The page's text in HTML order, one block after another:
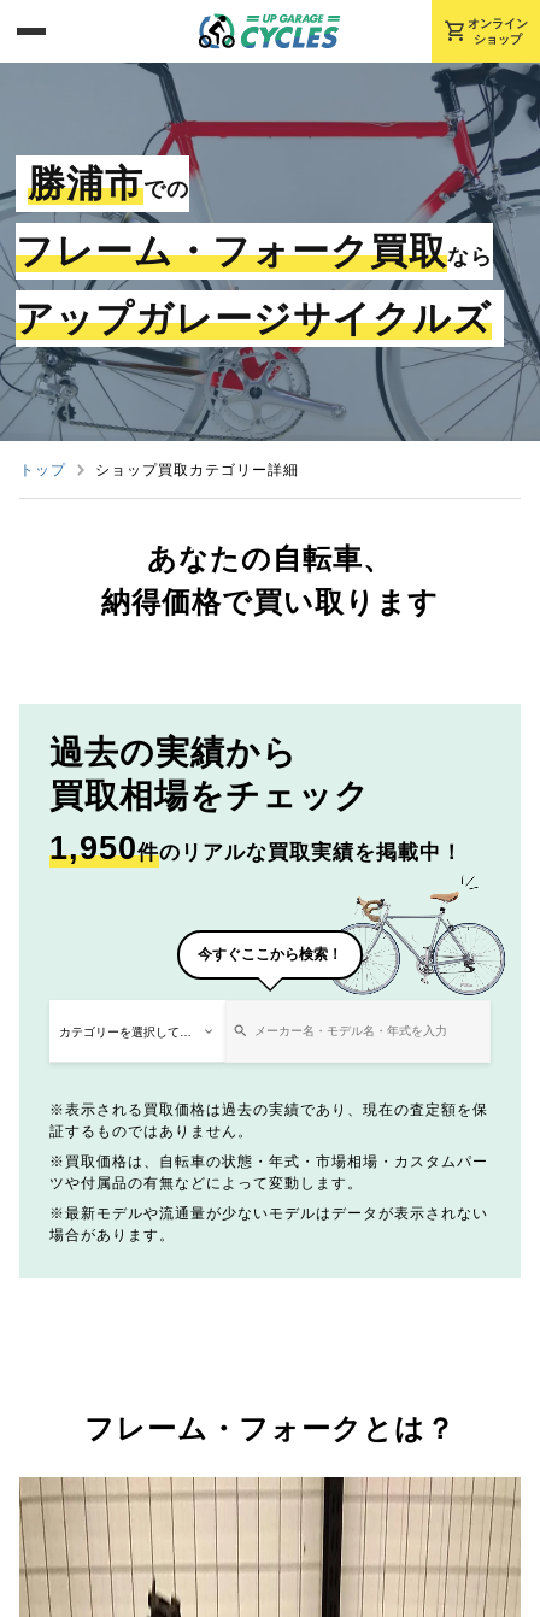
shopping_cart オンライン
ショップ
勝浦市での
フレーム・フォーク買取なら
アップガレージサイクルズ
トップ ショップ買取カテゴリー詳細
あなたの自転車、
納得価格で買い取ります
過去の実績から
買取相場をチェック
1,950件のリアルな買取実績を掲載中！
今すぐここから検索！
表示される買取価格は過去の実績であり、現在の査定額を保
証するものではありません。
買取価格は、自転車の状態・年式・市場相場・カスタムパー
ツや付属品の有無などによって変動します。
最新モデルや流通量が少ないモデルはデータが表示されない
場合があります。
フレーム・フォークとは？